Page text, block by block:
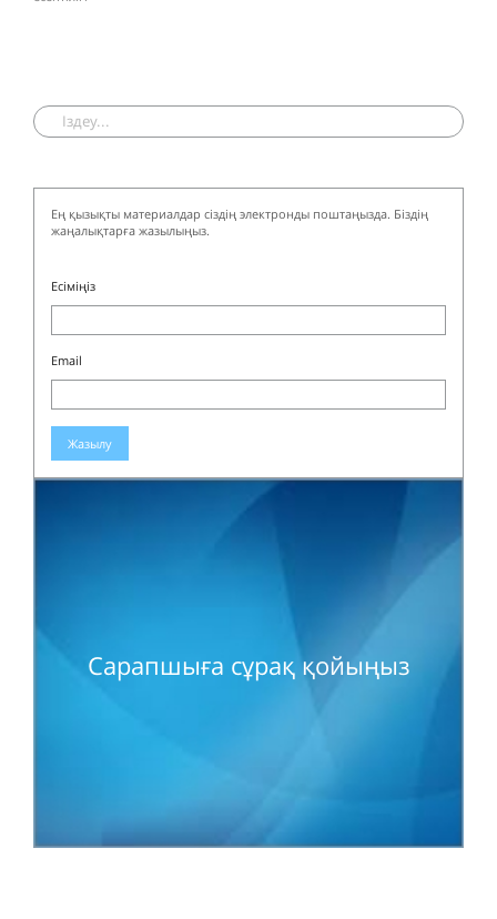
Ең қызықты материалдар сіздің электронды поштаңызда. Біздің
жаңалықтарға жазылыңыз.
Есіміңіз
Email
Жазылу
Сарапшыға сұрақ қойыңыз